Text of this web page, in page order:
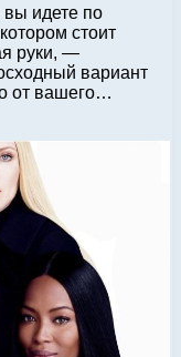
вы идете по
стоит
руки, —
вариант
от вашего…